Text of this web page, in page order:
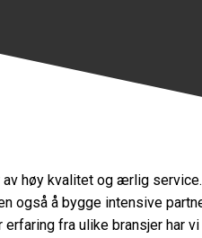
høy kvalitet og ærlig
også å bygge intensive
erfaring fra ulike bransjer